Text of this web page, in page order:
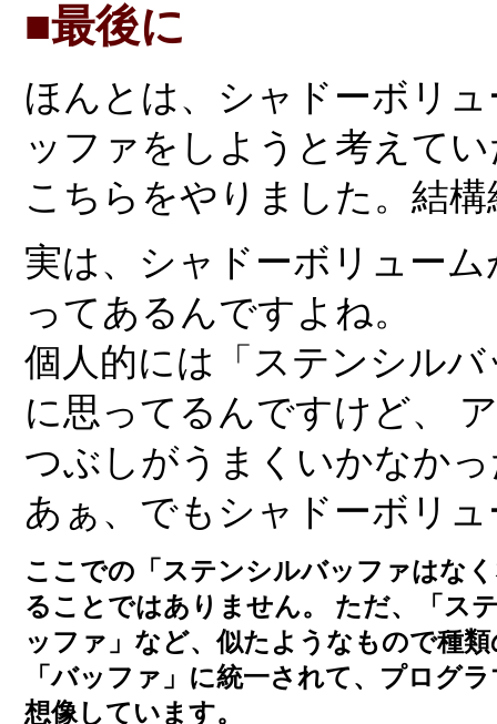
■最後に
ほんとは、シャドーボリ
ッファをしようと考えて
こちらをやりました。結
実は、シャドーボリュー
ってあるんですよね。
個人的には「ステンシル
に思ってるんですけど、
つぶしがうまくいかなか
あぁ、でもシャドーボリ
ここでの「ステンシルバッファはな
ることではありません。 ただ、「ス
ッファ」など、似たようなもので種
「バッファ」に統一されて、プログ
想像しています。